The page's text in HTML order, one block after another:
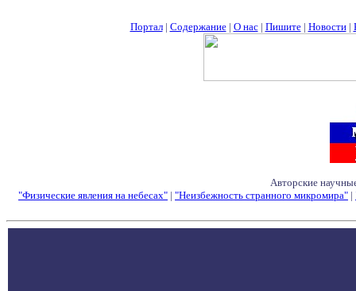
Портал| Содержание| О нас| Пишите| Новости|
Авторские
"Физические явления на небесах" | "Неизбежность странного микромира" |